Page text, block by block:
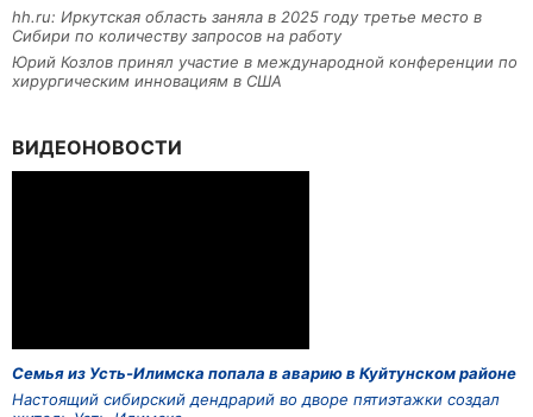
hh.ru: Иркутская область заняла в 2025 году третье место в
Сибири по количеству запросов на работу
Юрий Козлов принял участие в международной конференции по
хирургическим инновациям в США
ВИДЕОНОВОСТИ
Семья из Усть-Илимска попала в аварию в Куйтунском районе
Настоящий сибирский дендрарий во дворе пятиэтажки создал